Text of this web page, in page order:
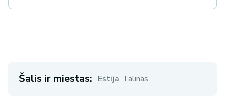
Šalis ir miestas: Estija, Talinas